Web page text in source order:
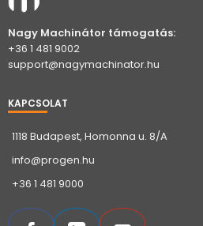
Nagy Machinátor támogatás:
+36 1 481 9002
support@nagymachinator.hu
KAPCSOLAT
1118 Budapest, Homonna u. 8/A
info@progen.hu
+36 1 481 9000